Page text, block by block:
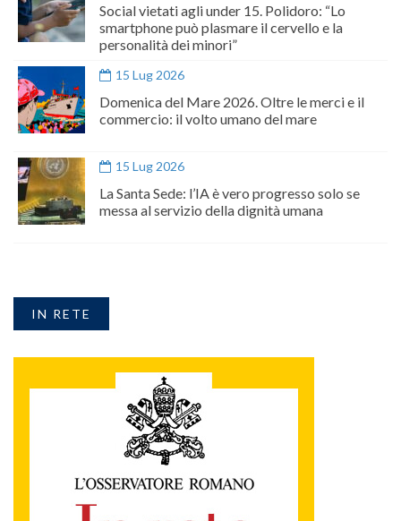
Social vietati agli under 15. Polidoro: “Lo
smartphone può plasmare il cervello e la
personalità dei minori”
15 Lug 2026
Domenica del Mare 2026. Oltre le merci e il
commercio: il volto umano del mare
15 Lug 2026
La Santa Sede: l’IA è vero progresso solo se
messa al servizio della dignità umana
IN RETE